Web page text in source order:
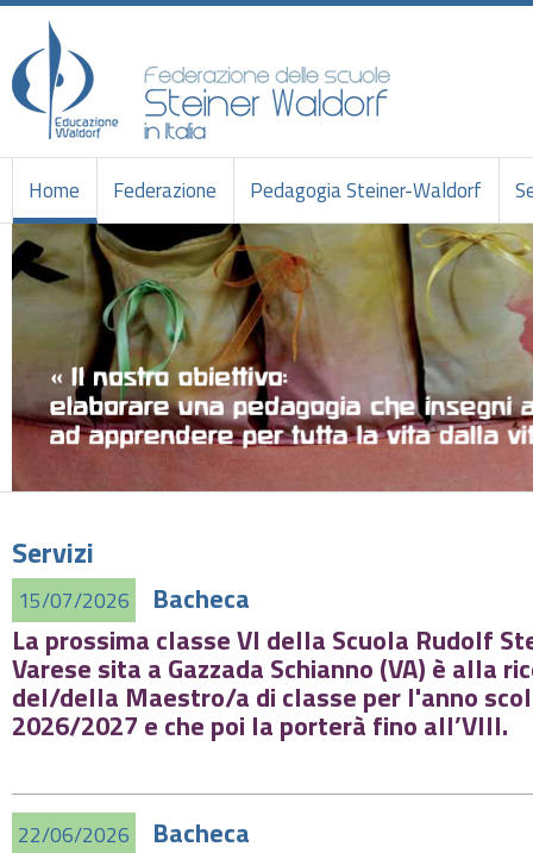
Home Federazione Pedagogia Steiner-Waldorf
Servizi
15/07/2026 Bacheca
La prossima classe VI della Scuola Rudolf
Varese sita a Gazzada Schianno (VA) è alla
del/della Maestro/a di classe per l'anno
2026/2027 e che poi la porterà fino all’VIII.
22/06/2026 Bacheca